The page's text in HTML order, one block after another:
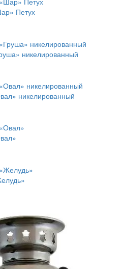
Петух
никелированный
никелированный